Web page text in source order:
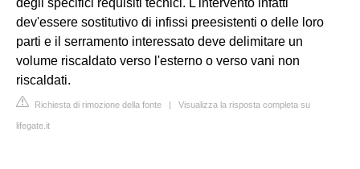
degli specifici requisiti tecnici. L'intervento infatti
dev'essere sostitutivo di infissi preesistenti o delle loro
parti e il serramento interessato deve delimitare un
volume riscaldato verso l'esterno o verso vani non
riscaldati.
Richiesta di rimozione della fonte | Visualizza la risposta completa su
lifegate.it